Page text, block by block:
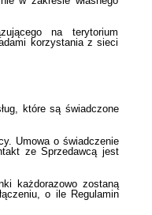
na terytorium
korzystania z sieci
które są świadczone
Umowa o świadczenie
ze Sprzedawcą jest
każdorazowo zostaną
o ile Regulamin